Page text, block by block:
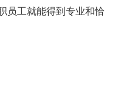
员工就能得到专业和恰